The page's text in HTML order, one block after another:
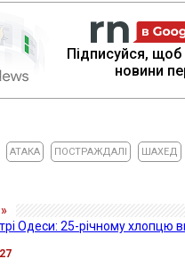
Підписуйся, щоб
новини
АТАКА ПОСТРАЖДАЛІ ШАХЕД
Одеси: 25-річному хлопцю